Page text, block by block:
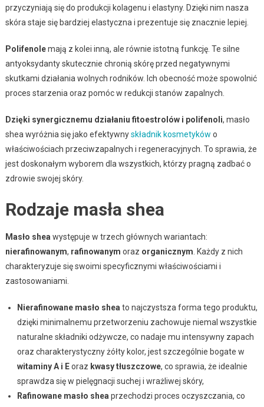
przyczyniają się do produkcji kolagenu i elastyny. Dzięki nim nasza
skóra staje się bardziej elastyczna i prezentuje się znacznie lepiej.
Polifenolemają z kolei inną, ale równie istotną funkcję. Te silne
antyoksydanty skutecznie chronią skórę przed negatywnymi
skutkami działania wolnych rodników. Ich obecność może spowolnić
proces starzenia oraz pomóc w redukcji stanów zapalnych.
Dzięki synergicznemu działaniu fitoestrolów i polifenoli, masło
shea wyróżnia się jako efektywnyskładnik kosmetyków o
właściwościach przeciwzapalnych i regeneracyjnych. To sprawia, że
jest doskonałym wyborem dla wszystkich, którzy pragną zadbać o
zdrowie swojej skóry.
Rodzaje masła shea
Masło shea występuje w trzech głównych wariantach:
nierafinowanym, rafinowanym oraz organicznym . Każdy z nich
charakteryzuje się swoimi specyficznymi właściwościami i
zastosowaniami.
Nierafinowane masło shea to najczystsza forma tego produktu,
dzięki minimalnemu przetworzeniu zachowuje niemal wszystkie
naturalne składniki odżywcze, co nadaje mu intensywny zapach
oraz charakterystyczny żółty kolor, jest szczególnie bogate w
witaminy A i Eoraz kwasy tłuszczowe, co sprawia, że idealnie
sprawdza się w pielęgnacji suchej i wrażliwej skóry,
Rafinowane masło shea przechodzi proces oczyszczania, co